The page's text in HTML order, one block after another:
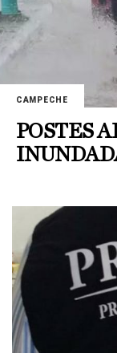
CAMPECHE
POSTES